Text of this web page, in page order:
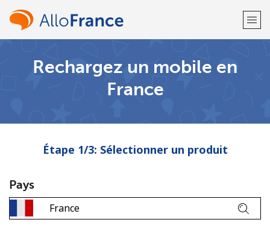
Bienvenue!
Rechargez un mobile en
France
Étape 1/3: Sélectionner un produit
Pays